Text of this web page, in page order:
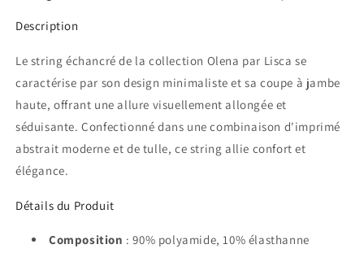
Description
Le string échancré de la collection Olena par Lisca se
caractérise par son design minimaliste et sa coupe à jambe
haute, offrant une allure visuellement allongée et
séduisante. Confectionné dans une combinaison d'imprimé
abstrait moderne et de tulle, ce string allie confort et
élégance.
Détails du Produit
Composition : 90% polyamide, 10% élasthanne